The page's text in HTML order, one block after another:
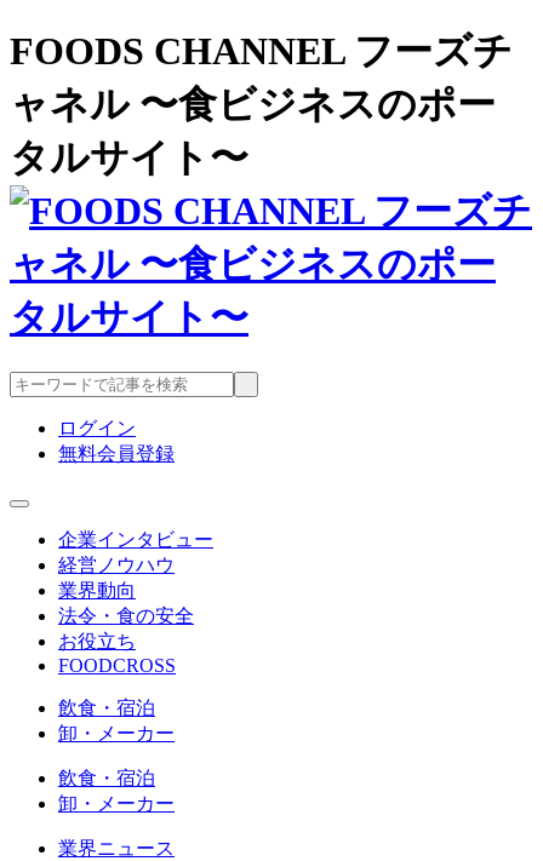
FOODS CHANNEL フーズチ
ャネル 〜食ビジネスのポー
タルサイト〜
ログイン
無料会員登録
企業インタビュー
経営ノウハウ
業界動向
法令・食の安全
お役立ち
FOODCROSS
飲食・宿泊
卸・メーカー
飲食・宿泊
卸・メーカー
業界ニュース